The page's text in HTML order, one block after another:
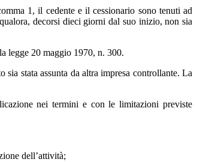
1, il cedente e il cessionario sono tenuti ad
decorsi dieci giorni dal suo inizio, non sia
legge 20 maggio 1970, n. 300.
stata assunta da altra impresa controllante. La
nei termini e con le limitazioni previste
dell’attività;